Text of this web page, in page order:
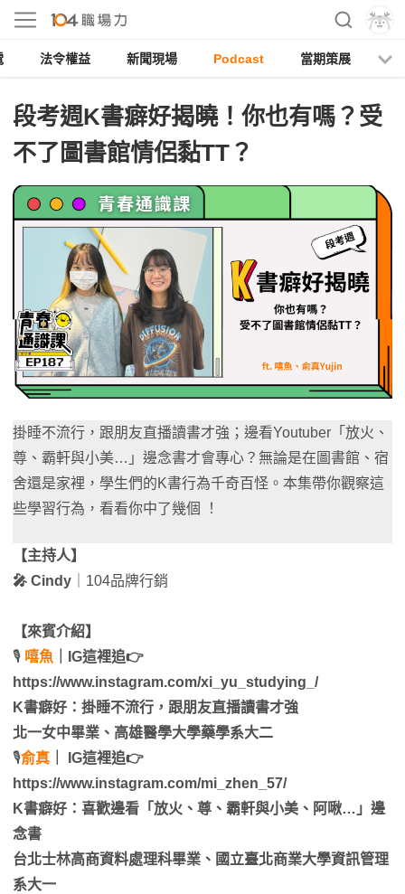
法令權益 新聞現場 Podcast 當期策展
段考週K書癖好揭曉！你也有嗎？受
不了圖書館情侶黏TT？
掛睡不流行，跟朋友直播讀書才強；邊看Youtuber「放火、
尊、霸軒與小美…」邊念書才會專心？無論是在圖書館、宿
舍還是家裡，學生們的K書行為千奇百怪。本集帶你觀察這
些學習行為，看看你中了幾個 ！
【主持人】
🎤 Cindy ｜104品牌行銷
【來賓介紹】
🎙 嘻魚 ｜IG這裡追👉
https://www.instagram.com/xi_yu_studying_/
K書癖好：掛睡不流行，跟朋友直播讀書才強
北一女中畢業、高雄醫學大學藥學系大二
🎙俞真 ｜ IG這裡追👉
https://www.instagram.com/mi_zhen_57/
K書癖好：喜歡邊看「放火、尊、霸軒與小美、阿啾…」邊
念書
台北士林高商資料處理科畢業、國立臺北商業大學資訊管理
系大一